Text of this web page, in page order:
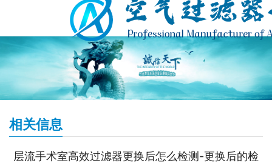
相关信息
层流手术室高效过滤器更换后怎么检测-更换后的检